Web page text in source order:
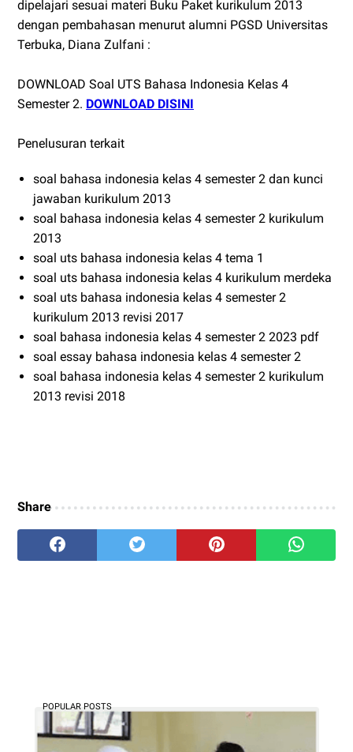
dipelajari sesuai materi Buku Paket kurikulum 2013
dengan pembahasan menurut alumni PGSD Universitas
Terbuka, Diana Zulfani :
DOWNLOAD Soal UTS Bahasa Indonesia Kelas 4
Semester 2. DOWNLOAD DISINI
Penelusuran terkait
soal bahasa indonesia kelas 4 semester 2 dan kunci
jawaban kurikulum 2013
soal bahasa indonesia kelas 4 semester 2 kurikulum
2013
soal uts bahasa indonesia kelas 4 tema 1
soal uts bahasa indonesia kelas 4 kurikulum merdeka
soal uts bahasa indonesia kelas 4 semester 2
kurikulum 2013 revisi 2017
soal bahasa indonesia kelas 4 semester 2 2023 pdf
soal essay bahasa indonesia kelas 4 semester 2
soal bahasa indonesia kelas 4 semester 2 kurikulum
2013 revisi 2018
Share
POPULAR POSTS